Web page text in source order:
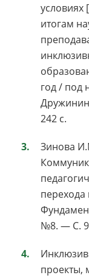
условиях
итогам
год / под
242 с.
Зинова
№8. — С.
проекты,